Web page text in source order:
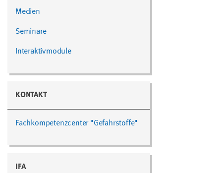
Medien
Seminare
Interaktivmodule
KONTAKT
Fachkompetenzcenter "Gefahrstoffe"
IFA